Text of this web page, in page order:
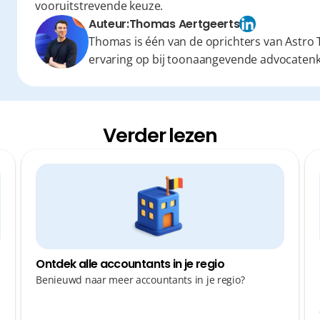
vooruitstrevende keuze.
Auteur:Thomas Aertgeerts
Thomas is één van de oprichters van Astro
ervaring op bij toonaangevende
Verder lezen
Ontdek alle accountants in je regio
Benieuwd naar meer accountants in je regio?